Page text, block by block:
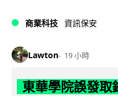
商業科技 資訊保安
Lawton 19 小時
東華學院誤發取